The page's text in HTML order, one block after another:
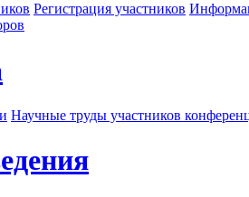
Регистрация участников
Научные труды участников